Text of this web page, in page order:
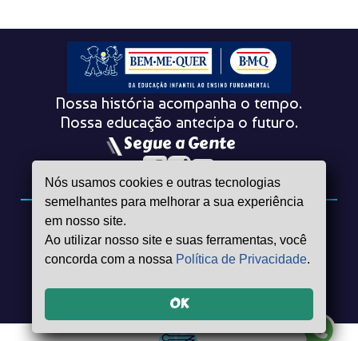
Nossa história acompanha o tempo.
Nossa educação antecipa o futuro.
Segue a Gente
Nossos Contatos
(81) 99956-0271
(81) 99956–0288
secretaria.1@escolabemmequer.com
R. Faustino Pôrto, 151 - Boa Viagem, Recife - PE
R. Faustino Pôrto, 590 - Boa Viagem, Recife - PE
Nós usamos cookies e outras tecnologias
semelhantes para melhorar a sua experiência
em nosso site.
Ao utilizar nosso site e suas ferramentas, você
concorda com a nossa Política de Privacidade.
OK